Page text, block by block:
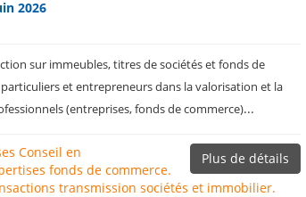
2026
sur immeubles, titres de sociétés et fonds de
et entrepreneurs dans la valorisation et la
(entreprises, fonds de commerce)...
Plus de détails
Conseil en
fonds de commerce.
transmission sociétés et immobilier.